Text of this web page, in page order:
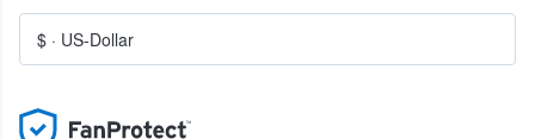
$ · US-Dollar